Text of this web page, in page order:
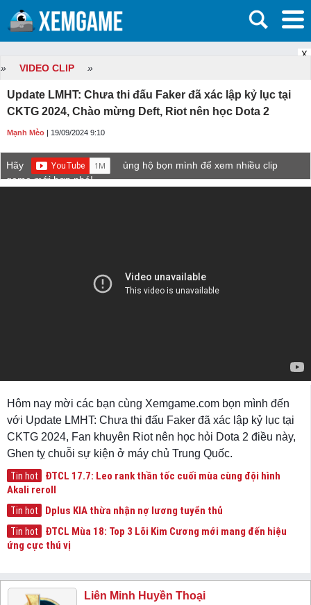
X
» VIDEO CLIP »
Update LMHT: Chưa thi đấu Faker đã xác lập kỷ lục tại
CKTG 2024, Chào mừng Deft, Riot nên học Dota 2
Mạnh Mèo | 19/09/2024 9:10
Hãy
ủng hộ bọn mình để xem nhiều clip
game mới hơn nhé!
Hôm nay mời các bạn cùng Xemgame.com bọn mình đến
với Update LMHT: Chưa thi đấu Faker đã xác lập kỷ lục tại
CKTG 2024, Fan khuyên Riot nên học hỏi Dota 2 điều này,
Ghen tỵ chuỗi sự kiện ở máy chủ Trung Quốc.
Tin hot
ĐTCL 17.7: Leo rank thần tốc cuối mùa cùng đội hình
Akali reroll
Tin hot Dplus KIA thừa nhận nợ lương tuyển thủ
Tin hot
ĐTCL Mùa 18: Top 3 Lõi Kim Cương mới mang đến hiệu
ứng cực thú vị
Liên Minh Huyền Thoại